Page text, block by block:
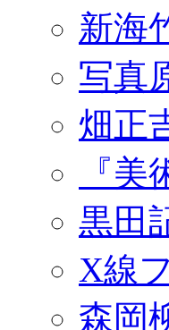
新海
写真
畑正
『
黒田
X線
森岡